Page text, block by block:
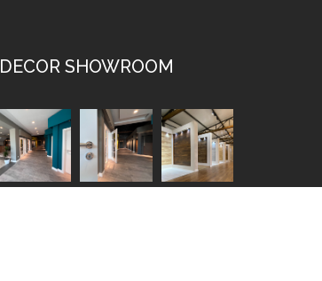
DECOR SHOWROOM